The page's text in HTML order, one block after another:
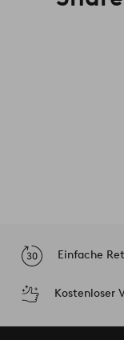
Einfache
Kostenloser